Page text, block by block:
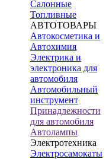
Салонные
Топливные
АВТОТОВАРЫ
Автокосметика и
Автохимия
Электрика и
электроника для
автомобиля
Автомобильный
инструмент
Принадлежности
для автомобиля
Автолампы
Электротехника
Электросамокаты